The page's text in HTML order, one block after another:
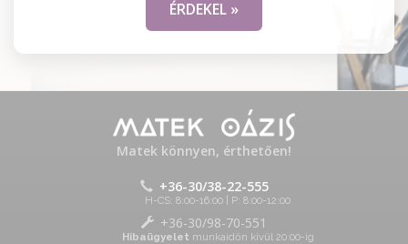
ÉRDEKEL »
Matek könnyen, érthetően!
+36-30/38-22-555
H-CS: 8:00-16:00 | P: 8:00-12:00
+36-30/98-70-551
Hibaügyelet munkaidőn kívül 20:00-ig